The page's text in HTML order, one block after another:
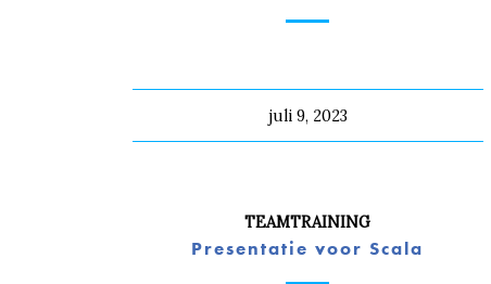
juli 9, 2023
TEAMTRAINING
Presentatie voor Scala